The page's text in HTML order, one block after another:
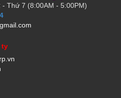
- Thứ 7 (8:00AM - 5:00PM)
ty